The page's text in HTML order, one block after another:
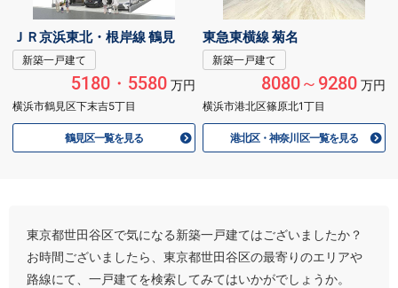
ＪＲ京浜東北・根岸線 鶴見
新築一戸建て
5180・5580万円
横浜市鶴見区下末吉5丁目
鶴見区一覧を見る
東急東横線 菊名
新築一戸建て
8080～9280万円
横浜市港北区篠原北1丁目
港北区・神奈川区一覧を見る
東京都世田谷区で気になる新築一戸建てはございましたか？
お時間ございましたら、東京都世田谷区の最寄りのエリアや
路線にて、一戸建てを検索してみてはいかがでしょうか。